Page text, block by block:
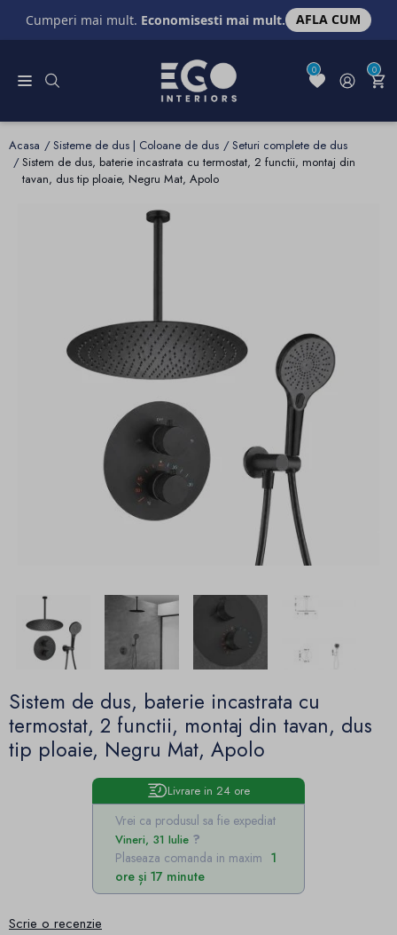
Cumperi mai mult. Economisesti mai mult. AFLA CUM
0 0
Acasa Sisteme de dus | Coloane de dus
Seturi complete de dus
Sistem de dus, baterie incastrata cu termostat, 2 functii, montaj din
tavan, dus tip ploaie, Negru Mat, Apolo
Sistem de dus, baterie incastrata cu
termostat, 2 functii, montaj din tavan, dus
tip ploaie, Negru Mat, Apolo
Livrare in 24 ore
Vrei ca produsul sa fie expediat
Vineri, 31 Iulie
Plaseaza comanda in maxim 1
ore și 17 minute
Scrie o recenzie